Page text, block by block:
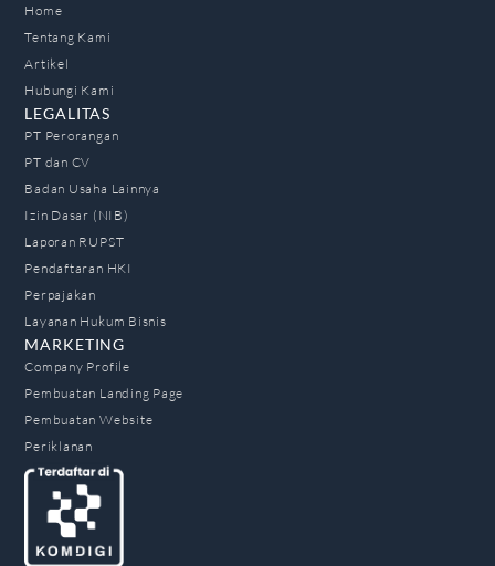
Home
Tentang Kami
Artikel
Hubungi Kami
LEGALITAS
PT Perorangan
PT dan CV
Badan Usaha Lainnya
Izin Dasar (NIB)
Laporan RUPST
Pendaftaran HKI
Perpajakan
Layanan Hukum Bisnis
MARKETING
Company Profile
Pembuatan Landing Page
Pembuatan Website
Periklanan